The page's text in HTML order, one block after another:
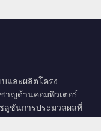
และผลิตโครง
าญด้านคอมพิวเตอร์
ลูชันการประมวลผลที่